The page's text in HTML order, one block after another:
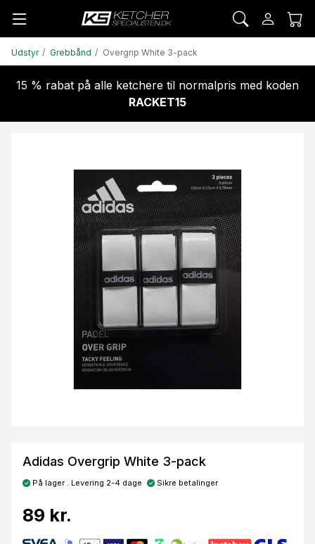
Udstyr Grebbånd Overgrip White 3-pack
15 % rabat på alle ketchere til normalpris med koden
RACKET15
Adidas Overgrip White 3-pack
På lager . Levering 2-4 dage Sikre betalinger
89 kr.